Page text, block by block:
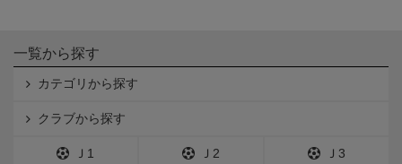
一覧から探す
カテゴリから探す
クラブから探す
Ｊ1 Ｊ2 Ｊ3